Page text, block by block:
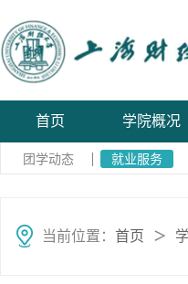
首页 学院概况
团学动态 就业服务
当前位置： 首页 ＞